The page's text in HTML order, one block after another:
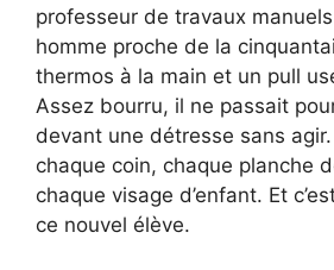
professeur de travaux
homme proche de la
thermos à la main et un pull
Assez bourru, il ne passait
devant une détresse sans
chaque coin, chaque planche
chaque visage d’enfant. Et
ce nouvel élève.